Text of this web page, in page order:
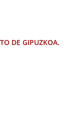
DE GIPUZKOA.